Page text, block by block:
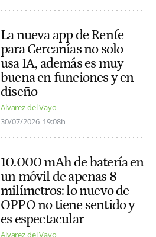
La nueva app de Renfe
para Cercanías no solo
usa IA, además es muy
buena en funciones y en
diseño
Alvarez del Vayo
30/07/2026 19:08h
10.000 mAh de batería en
un móvil de apenas 8
milímetros: lo nuevo de
OPPO no tiene sentido y
es espectacular
Alvarez del Vayo